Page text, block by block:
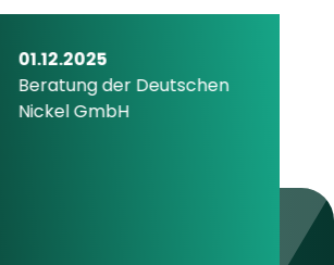
01.12.2025
Beratung der Deutschen
Nickel GmbH